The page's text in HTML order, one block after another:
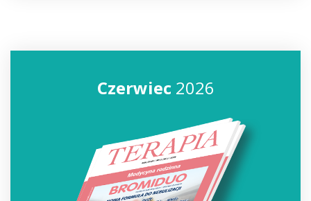
Czerwiec2026